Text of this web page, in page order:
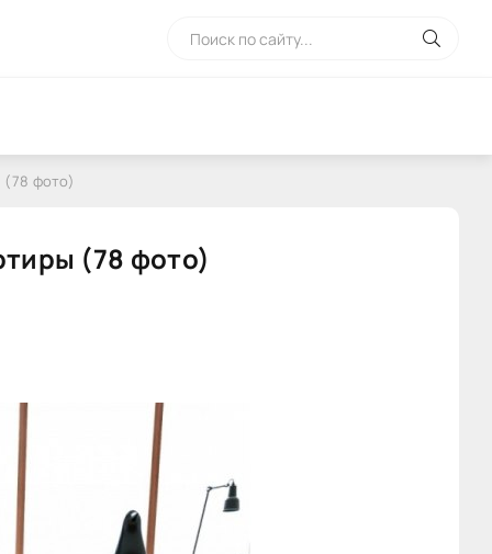
(78 фото)
(78 фото)